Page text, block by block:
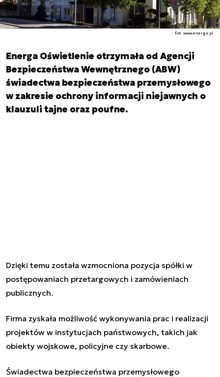
Fot. www.energa.pl
Energa Oświetlenie otrzymała od Agencji
Bezpieczeństwa Wewnętrznego (ABW)
świadectwa bezpieczeństwa przemysłowego
w zakresie ochrony informacji niejawnych o
klauzuli tajne oraz poufne.
Dzięki temu została wzmocniona pozycja spółki w
postępowaniach przetargowych i zamówieniach
publicznych.
Firma zyskała możliwość wykonywania prac i realizacji
projektów w instytucjach państwowych, takich jak
obiekty wojskowe, policyjne czy skarbowe.
Świadectwa bezpieczeństwa przemysłowego